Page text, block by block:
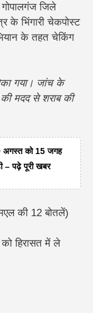
जिले
के भिंगारी चेकपोस्ट
के तहत चेकिंग
गया। जांच के
मदद से शराब की
को 15 जगह
– पढ़े पूरी खबर
की 12 बोतलें)
हिरासत में ले